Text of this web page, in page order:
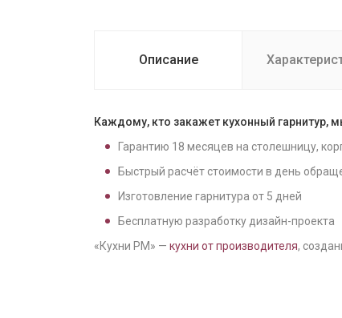
Описание
Каждому, кто закажет кухонный гарнитур,
Гарантию 18 месяцев на столешницу,
Быстрый расчёт стоимости в день
Изготовление гарнитура от 5 дней
Бесплатную разработку дизайн-проекта
«Кухни РМ» — кухни от производителя,